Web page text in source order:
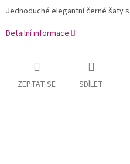
Jednoduché elegantní černé šaty
Detailní informace
ZEPTAT SE SDÍLET